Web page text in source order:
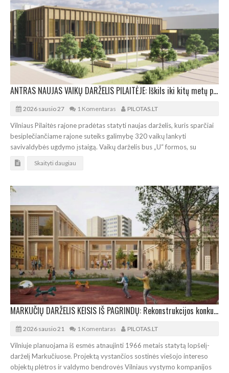
ANTRAS NAUJAS VAIKŲ DARŽELIS PILAITĖJE: Iškils iki kitų metų pavasario
2026 sausio 27 1 Komentaras PILOTAS.LT
Vilniaus Pilaitės rajone pradėtas statyti naujas darželis, kuris sparčiai
besiplečiančiame rajone suteiks galimybę 320 vaikų lankyti
savivaldybės ugdymo įstaigą. Vaikų darželis bus „U“ formos, su
Skaityti daugiau
MARKUČIŲ DARŽELIS KEISIS IŠ PAGRINDŲ: Rekonstrukcijos konkursą laimėjo „Processoffice“
2026 sausio 21 1 Komentaras PILOTAS.LT
Vilniuje planuojama iš esmės atnaujinti 1966 metais statytą lopšelį-
darželį Markučiuose. Projektą vystančios sostinės viešojo intereso
objektų plėtros ir valdymo bendrovės Vilniaus vystymo kompanijos